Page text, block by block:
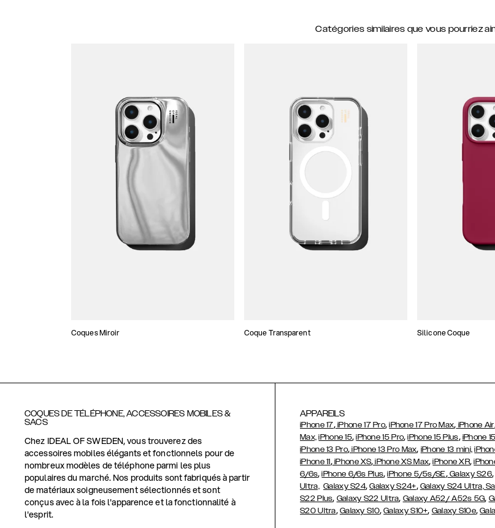
Catégories similaires que vous pourriez
Coques Miroir Coque Transparent Silicone Coque
COQUES DE TÉLÉPHONE, ACCESSOIRES MOBILES &
SACS
Chez IDEAL OF SWEDEN, vous trouverez des
accessoires mobiles élégants et fonctionnels pour de
nombreux modèles de téléphone parmi les plus
populaires du marché. Nos produits sont fabriqués à partir
de matériaux soigneusement sélectionnés et sont
conçus avec à la fois l'apparence et la fonctionnalité à
l'esprit.
APPAREILS
iPhone 17,iPhone 17 Pro,iPhone 17 Pro Max, iPhone Air
Max, iPhone 15,iPhone 15 Pro,iPhone 15 Plus, iPhone
iPhone 13 Pro, iPhone 13 Pro Max, iPhone 13 mini,
iPhone 11,iPhone XS,iPhone XS Max,iPhone XR,
6/6s,iPhone 6/6s Plus,iPhone 5/5s/SE,Galaxy S26
Ultra, Galaxy S24,Galaxy S24+, Galaxy S24 Ultra,
S22 Plus, Galaxy S22 Ultra, Galaxy A52/ A52s 5G,
S20 Ultra, Galaxy S10,Galaxy S10+, Galaxy S10e,